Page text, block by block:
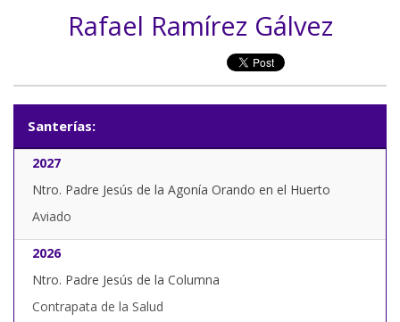
Rafael Ramírez Gálvez
Santerías:
2027
Ntro. Padre Jesús de la Agonía Orando en el Huerto
Aviado
2026
Ntro. Padre Jesús de la Columna
Contrapata de la Salud